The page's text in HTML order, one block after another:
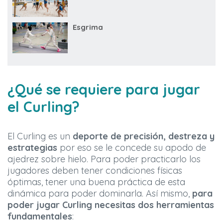
Esgrima
¿Qué se requiere para jugar
el Curling?
El Curling es un deporte de precisión, destreza y
estrategias por eso se le concede su apodo de
ajedrez sobre hielo. Para poder practicarlo los
jugadores deben tener condiciones físicas
óptimas, tener una buena práctica de esta
dinámica para poder dominarla. Así mismo, para
poder jugar Curling necesitas dos herramientas
fundamentales: